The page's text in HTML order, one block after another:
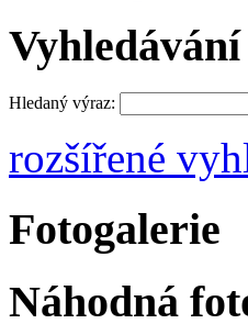
Vyhledávání
Hledaný výraz:
rozšířené
Fotogalerie
Náhodná